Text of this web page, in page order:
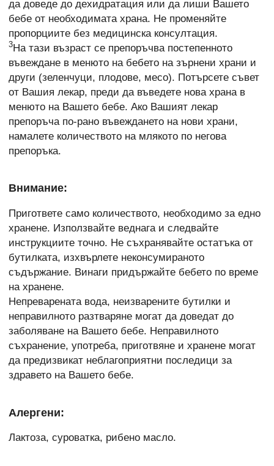
да доведе до дехидратация или да лиши Вашето
бебе от необходимата храна. Не променяйте
пропорциите без медицинска консултация.
3На тази възраст се препоръчва постепенното
въвеждане в менюто на бебето на зърнени храни и
други (зеленчуци, плодове, месо). Потърсете съвет
от Вашия лекар, преди да въведете нова храна в
менюто на Вашето бебе. Ако Вашият лекар
препоръча по-рано въвеждането на нови храни,
намалете количеството на млякото по негова
препоръка.
Внимание:
Пригответе само количеството, необходимо за едно
хранене. Използвайте веднага и следвайте
инструкциите точно. Не съхранявайте остатъка от
бутилката, изхвърлете неконсумираното
съдържание. Винаги придържайте бебето по време
на хранене.
Непреварената вода, неизварените бутилки и
неправилното разтваряне могат да доведат до
заболяване на Вашето бебе. Неправилното
съхранение, употреба, приготвяне и хранене могат
да предизвикат неблагоприятни последици за
здравето на Вашето бебе.
Алергени:
Лактоза, суроватка, рибено масло.